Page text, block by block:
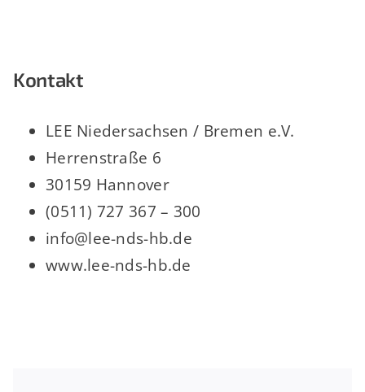
Kontakt
LEE Niedersachsen / Bremen e.V.
Herrenstraße 6
30159 Hannover
(0511) 727 367 – 300
info@lee-nds-hb.de
www.lee-nds-hb.de